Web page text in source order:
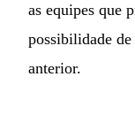
as equipes que
possibilidade
anterior.